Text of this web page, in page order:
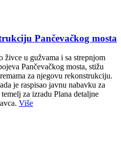
Pančevačkog mosta
živce u gužvama i sa strepnjom
Pančevačkog mosta, stižu
za njegovu rekonstrukciju.
je raspisao javnu nabavku za
za izradu Plana detaljne
Više